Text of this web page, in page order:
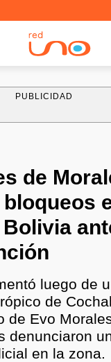
PUBLICIDAD
de
luego de
de
de Evo
denunciaron
en la zona.